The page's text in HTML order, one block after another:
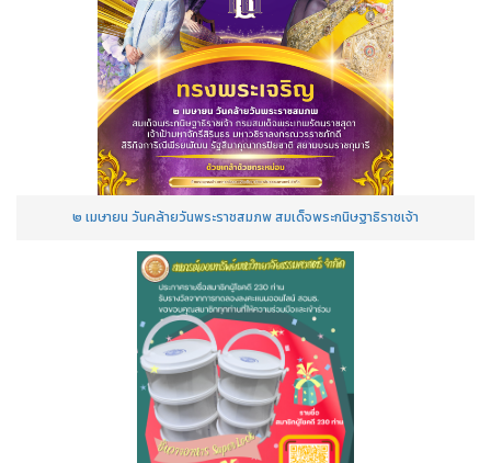
๒ เมษายน วันคล้ายวันพระราชสมภพ สมเด็จพระกนิษฐาธิราชเจ้า